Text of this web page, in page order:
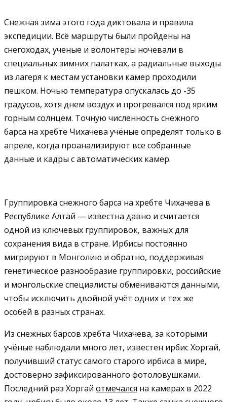
Снежная зима этого года диктовала и правила
экспедиции. Всё маршруты были пройдены на
снегоходах, ученые и волонтеры ночевали в
специальных зимних палатках, а радиальные выходы
из лагеря к местам установки камер проходили
пешком. Ночью температура опускалась до -35
градусов, хотя днем воздух и прогревался под ярким
горным солнцем. Точную численность снежного
барса на хребте Чихачева учёные определят только в
апреле, когда проанализируют все собранные
данные и кадры с автоматических камер.
Группировка снежного барса на хребте Чихачева в
Республике Алтай — известна давно и считается
одной из ключевых группировок, важных для
сохранения вида в стране. Ирбисы постоянно
мигрируют в Монголию и обратно, поддерживая
генетическое разнообразие группировки, российские
и монгольские специалисты обмениваются данными,
чтобы исключить двойной учёт одних и тех же
особей в разных странах.
Из снежных барсов хребта Чихачева, за которыми
учёные наблюдали много лет, известен ирбис Хоргай,
получивший статус самого старого ирбиса в мире,
достоверно зафиксированного фотоловушками.
Последний раз Хоргай отмечался на камерах в 2022